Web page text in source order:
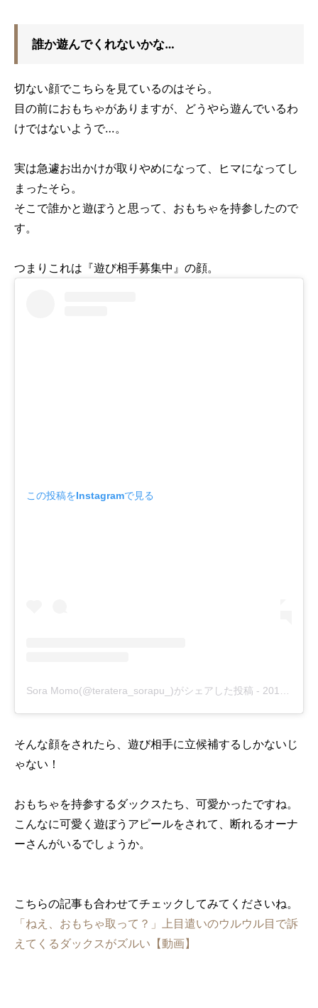
誰か遊んでくれないかな…
切ない顔でこちらを見ているのはそら。
目の前におもちゃがありますが、どうやら遊んでいるわ
けではないようで…。
実は急遽お出かけが取りやめになって、ヒマになってし
まったそら。
そこで誰かと遊ぼうと思って、おもちゃを持参したので
す。
つまりこれは『遊び相手募集中』の顔。
この投稿をInstagramで見る
Sora Momo(@teratera_sorapu_)がシェアした投稿 - 2017年 5月月3日午後11時49分PDT
そんな顔をされたら、遊び相手に立候補するしかないじ
ゃない！
おもちゃを持参するダックスたち、可愛かったですね。
こんなに可愛く遊ぼうアピールをされて、断れるオーナ
ーさんがいるでしょうか。
こちらの記事も合わせてチェックしてみてくださいね。
「ねえ、おもちゃ取って？」上目遣いのウルウル目で訴
えてくるダックスがズルい【動画】